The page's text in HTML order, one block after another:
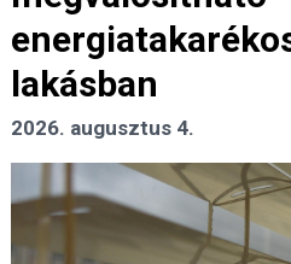
lakásban
2026. augusztus 4.